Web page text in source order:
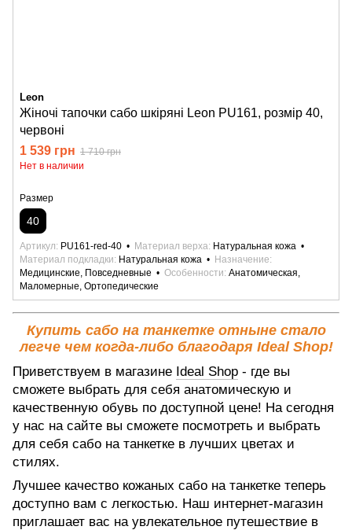
Leon
Жіночі тапочки сабо шкіряні Leon PU161, розмір 40,
червоні
1 539 грн 1 710 грн
Нет в наличии
Размер
40
Артикул PU161-red-40 Материал верха Натуральная кожа
Материал подкладки
Натуральная кожа
Назначение
Медицинские, Повседневные
Особенности Анатомическая,
Маломерные, Ортопедические
Купить сабо на танкетке отныне стало
легче чем когда-либо благодаря Ideal Shop!
Приветствуем в магазине Ideal Shop - где вы
сможете выбрать для себя анатомическую и
качественную обувь по доступной цене! На сегодня
у нас на сайте вы сможете посмотреть и выбрать
для себя сабо на танкетке в лучших цветах и
стилях.
Лучшее качество кожаных сабо на танкетке теперь
доступно вам с легкостью. Наш интернет-магазин
приглашает вас на увлекательное путешествие в